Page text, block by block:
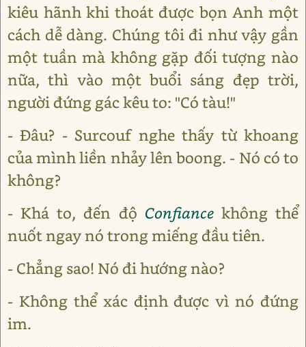
kiêu hãnh khi thoát được bọn Anh một
cách dễ dàng. Chúng tôi đi như vậy gần
một tuần mà không gặp đối tượng nào
nữa, thì vào một buổi sáng đẹp trời,
người đứng gác kêu to: "Có tàu!"
- Đâu? - Surcouf nghe thấy từ khoang
của mình liền nhảy lên boong. - Nó có to
không?
- Khá to, đến độ Confiancekhông thể
nuốt ngay nó trong miếng đầu tiên.
- Chẳng sao! Nó đi hướng nào?
- Không thể xác định được vì nó đứng
im.